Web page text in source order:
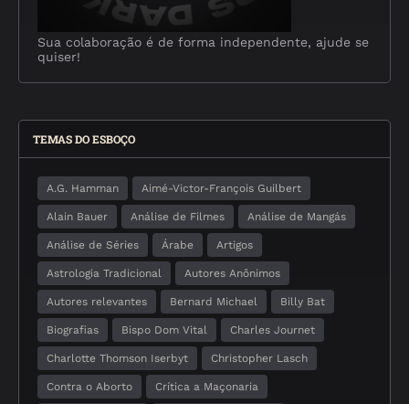
Sua colaboração é de forma independente, ajude se
quiser!
TEMAS DO ESBOÇO
A.G. Hamman Aimé-Victor-François Guilbert
Alain Bauer Análise de Filmes Análise de Mangás
Análise de Séries Árabe Artigos
Astrologia Tradicional Autores Anônimos
Autores relevantes Bernard Michael Billy Bat
Biografias Bispo Dom Vital Charles Journet
Charlotte Thomson Iserbyt Christopher Lasch
Contra o Aborto Crítica a Maçonaria